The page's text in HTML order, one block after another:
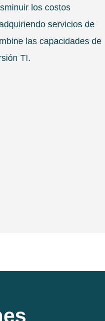
los costos
servicios de
las capacidades de
TI.